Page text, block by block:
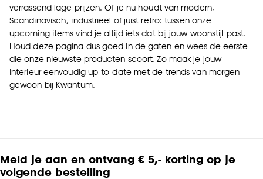
verrassend lage prijzen. Of je nu houdt van modern,
Scandinavisch, industrieel of juist retro: tussen onze
upcoming items vind je altijd iets dat bij jouw woonstijl past.
Houd deze pagina dus goed in de gaten en wees de eerste
die onze nieuwste producten scoort. Zo maak je jouw
interieur eenvoudig up-to-date met de trends van morgen –
gewoon bij Kwantum.
Meld je aan en ontvang € 5,- korting op je
volgende bestelling